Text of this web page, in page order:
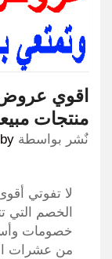
منتجات
نٌشر بواسطة
لا تفوتي
خصومات
من عشرات